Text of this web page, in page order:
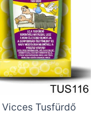
Vicces Tusfürdő